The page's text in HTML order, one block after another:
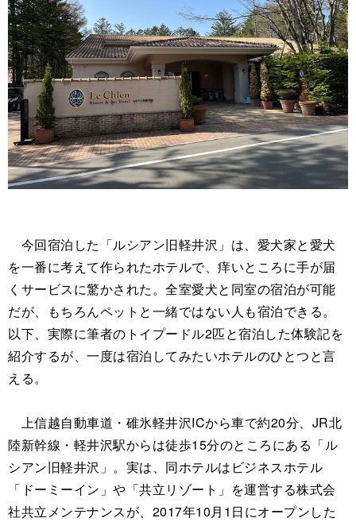
今回宿泊した「ルシアン旧軽井沢」は、愛犬家と愛犬
を一番に考えて作られたホテルで、痒いところに手が届
くサービスに驚かされた。全室愛犬と同室の宿泊が可能
だが、もちろんペットと一緒ではない人も宿泊できる。
以下、実際に筆者のトイプードル2匹と宿泊した体験記を
紹介するが、一度は宿泊してみたいホテルのひとつと言
える。
上信越自動車道・碓氷軽井沢ICから車で約20分、JR北
陸新幹線・軽井沢駅からは徒歩15分のところにある「ル
シアン旧軽井沢」。実は、同ホテルはビジネスホテル
「ドーミーイン」や「共立リゾート」を運営する株式会
社共立メンテナンスが、2017年10月1日にオープンした